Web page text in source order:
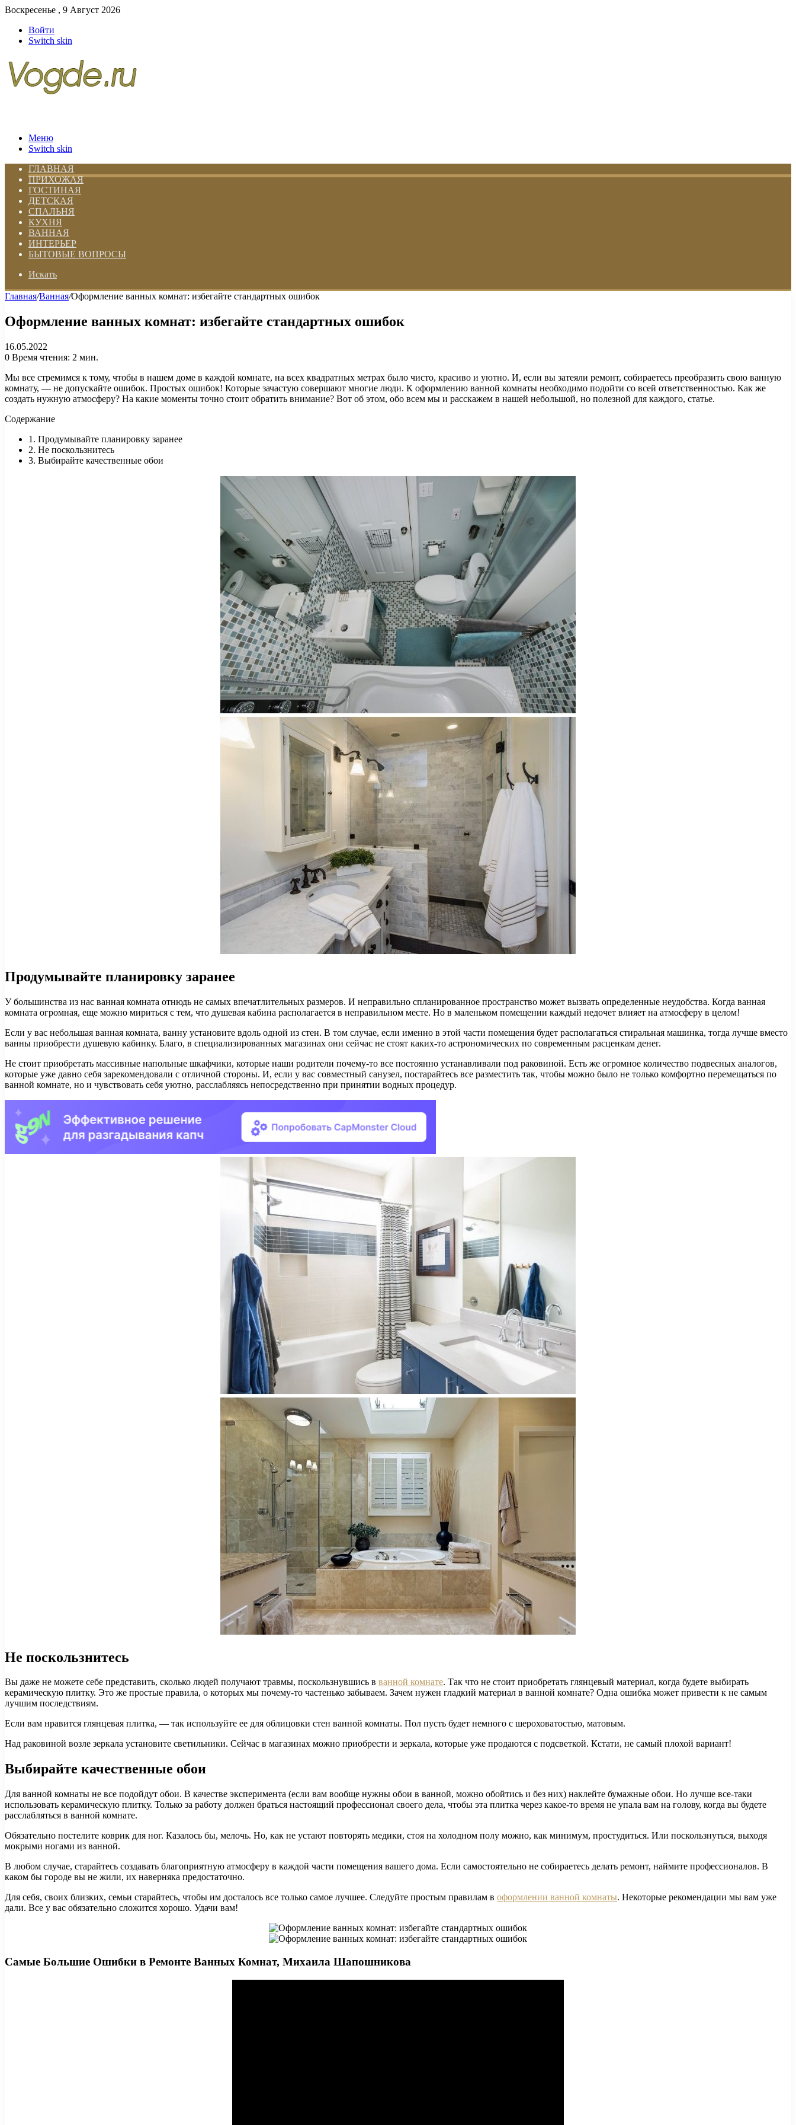
Воскресенье , 9 Август 2026
Войти
Switch skin
Меню
Switch skin
ГЛАВНАЯ
ПРИХОЖАЯ
ГОСТИНАЯ
ДЕТСКАЯ
СПАЛЬНЯ
КУХНЯ
ВАННАЯ
ИНТЕРЬЕР
БЫТОВЫЕ ВОПРОСЫ
Искать
Главная/Ванная/Оформление ванных комнат: избегайте стандартных ошибок
Оформление ванных комнат: избегайте стандартных ошибок
16.05.2022
0 Время чтения: 2 мин.
Мы все стремимся к тому, чтобы в нашем доме в каждой комнате, на всех квадратных метрах было чисто, красиво и уютно. И, если вы затеяли ремонт, собираетесь преобразить свою ванную
комнату, — не допускайте ошибок. Простых ошибок! Которые зачастую совершают многие люди. К оформлению ванной комнаты необходимо подойти со всей ответственностью. Как же
создать нужную атмосферу? На какие моменты точно стоит обратить внимание? Вот об этом, обо всем мы и расскажем в нашей небольшой, но полезной для каждого, статье.
Содержание
1. Продумывайте планировку заранее
2. Не поскользнитесь​
3. Выбирайте качественные обои
Продумывайте планировку заранее
У большинства из нас ванная комната отнюдь не самых впечатлительных размеров. И неправильно спланированное пространство может вызвать определенные неудобства. Когда ванная
комната огромная, еще можно мириться с тем, что душевая кабина располагается в неправильном месте. Но в маленьком помещении каждый недочет влияет на атмосферу в целом!
Если у вас небольшая ванная комната, ванну установите вдоль одной из стен. В том случае, если именно в этой части помещения будет располагаться стиральная машинка, тогда лучше вместо
ванны приобрести душевую кабинку. Благо, в специализированных магазинах они сейчас не стоят каких-то астрономических по современным расценкам денег.
Не стоит приобретать массивные напольные шкафчики, которые наши родители почему-то все постоянно устанавливали под раковиной. Есть же огромное количество подвесных аналогов,
которые уже давно себя зарекомендовали с отличной стороны. И, если у вас совместный санузел, постарайтесь все разместить так, чтобы можно было не только комфортно перемещаться по
ванной комнате, но и чувствовать себя уютно, расслабляясь непосредственно при принятии водных процедур.
Не поскользнитесь​
Вы даже не можете себе представить, сколько людей получают травмы, поскользнувшись в ванной комнате. Так что не стоит приобретать глянцевый материал, когда будете выбирать
керамическую плитку. Это же простые правила, о которых мы почему-то частенько забываем. Зачем нужен гладкий материал в ванной комнате? Одна ошибка может привести к не самым
лучшим последствиям.
Если вам нравится глянцевая плитка, — так используйте ее для облицовки стен ванной комнаты. Пол пусть будет немного с шероховатостью, матовым.
Над раковиной возле зеркала установите светильники. Сейчас в магазинах можно приобрести и зеркала, которые уже продаются с подсветкой. Кстати, не самый плохой вариант!
Выбирайте качественные обои
Для ванной комнаты не все подойдут обои. В качестве эксперимента (если вам вообще нужны обои в ванной, можно обойтись и без них) наклейте бумажные обои. Но лучше все-таки
использовать керамическую плитку. Только за работу должен браться настоящий профессионал своего дела, чтобы эта плитка через какое-то время не упала вам на голову, когда вы будете
расслабляться в ванной комнате.
Обязательно постелите коврик для ног. Казалось бы, мелочь. Но, как не устают повторять медики, стоя на холодном полу можно, как минимум, простудиться. Или поскользнуться, выходя
мокрыми ногами из ванной.
В любом случае, старайтесь создавать благоприятную атмосферу в каждой части помещения вашего дома. Если самостоятельно не собираетесь делать ремонт, наймите профессионалов. В
каком бы городе вы не жили, их наверняка предостаточно.
Для себя, своих близких, семьи старайтесь, чтобы им досталось все только самое лучшее. Следуйте простым правилам в оформлении ванной комнаты. Некоторые рекомендации мы вам уже
дали. Все у вас обязательно сложится хорошо. Удачи вам!
Самые Большие Ошибки в Ремонте Ванных Комнат, Михаила Шапошникова